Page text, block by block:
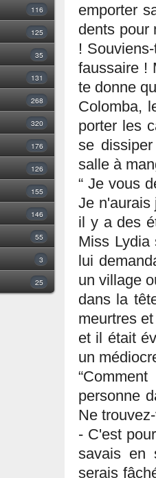
116
125
35
131
268
320
176
126
155
146
55
3
25
emporter
dents pour
!
faussaire !
te donne
Colomba,
porter les
se
salle à
“ Je vous
Je n'aurais
il y a des
Miss Lydia
lui
un village
dans la
meurtres
et il était
un
personne
Ne
- C'est
savais en
serais